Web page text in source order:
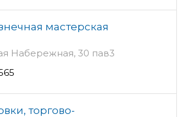
мастерская
Набережная, 30 пав3
торгово-